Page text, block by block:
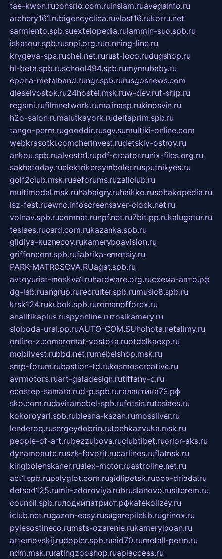
tae-kwon.ruconsrio.com.ruinsiam.ruavegainfo.ru
archery161.rubigencyclica.ruvlast16.rukorru.net
sarmiento.spb.suextelopedia.rulammin-suo.spb.ru
iskatour.spb.rusnpi.org.rurunning-line.ru
krygeva-spa.ruchel.net.rurust-loco.rudugshop.ru
hl-beta.spb.ruschool494.spb.rumymubaby.ru
epoha-metalband.rungr.spb.rurusgosnews.com
dieselvostok.ru24hostel.msk.ruw-dev.ruf-ship.ru
regsmi.rufilmnetwork.rumalinasp.rukinosvin.ru
h2o-salon.rumalutkayork.rudeltaprim.spb.ru
tango-perm.rugooddir.rusgv.sumultiki-online.com
webkrasotki.comcherinvest.rudetskiy-ostrov.ru
ankou.spb.rualvesta1.rupdf-creator.runix-files.org.ru
sakhatoday.ruelektrikersymboler.rusputnikyes.ru
golf2club.msk.ruaeforums.ruzallclub.ru
multimodal.msk.ruhabaigry.ruhaikko.rusobakopedia.ru
isz-fest.ruewnc.infoscreensaver-clock.net.ru
volnav.spb.rucomnat.runpf.net.ru7bit.pp.rukalugatur.ru
tesiaes.rucard.com.rukazanka.spb.ru
gildiya-kuznecov.rukameryboavision.ru
griffoncom.spb.rufabrika-emotsiy.ru
PARK-MATROSOVA.RUagat.spb.ru
avtoyurist-moskva1.ruhardware.org.ruсхема-авто.рф
dg-lab.ruangrup.rurecruiter.spb.rumusic8.spb.ru
krsk124.rukubok.spb.ruromanofforex.ru
analitikaplus.ruspyonline.ruzosikamery.ru
sloboda-ural.pp.ruAUTO-COM.SUhohota.netalimy.ru
online-z.comaromat-vostoka.ruotdelkaexp.ru
mobilvest.rubbd.net.rumebelshop.msk.ru
smp-forum.rubastion-td.rukosmoscreative.ru
avrmotors.ruart-galadesign.rutiffany-c.ru
ecostep-samara.rud-p.spb.ruгалактика73.рф
sko.com.rudavitamebel-spb.rufotsis.rutesiaes.ru
kokoroyari.spb.rublesna-kazan.rumossilver.ru
lenderoq.rusergeydobrin.rutochkazvuka.msk.ru
people-of-art.rubezzubova.ruclubtibet.ruorior-aks.ru
dynamoauto.ruszk-favorit.rucarlines.ruflatnsk.ru
kingbolenskaner.rualex-motor.ruastroline.net.ru
act1.spb.rupolyglot.com.rugidlipetsk.ruooo-driada.ru
detsad125.rumir-zdoroviya.rubruslanovo.rusiterem.ru
council.spb.ruлодкипатриот.рфkafekolizey.ru
iclub.net.rugazon-easy.rusugarepilekb.rugrinox.ru
pylesostineco.rumsts-ozarenie.rukameryjooan.ru
artemovskij.rudopler.spb.ruaid70.rumetall-perm.ru
ndm.msk.ruratingzooshop.ruapiaccess.ru